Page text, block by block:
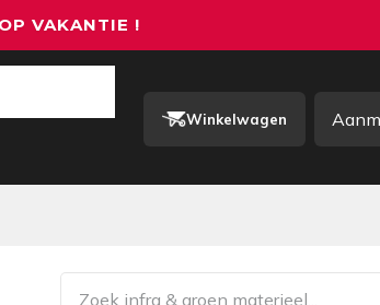
VAKANTIE !
Winkelwagen